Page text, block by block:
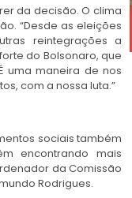
da decisão. O clima
“Desde as eleições
reintegrações a
do Bolsonaro, que
uma maneira de nos
com a nossa luta.”
sociais também
encontrando mais
da Comissão
Rodrigues.